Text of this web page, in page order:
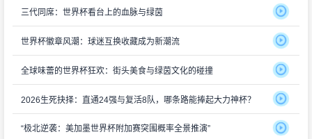
三代同席：世界杯看台上的血脉与绿茵
世界杯徽章风潮：球迷互换收藏成为新潮流
全球味蕾的世界杯狂欢：街头美食与绿茵文化的碰撞
2026生死抉择：直通24强与复活8队，哪条路能捧起大力神杯？
“极北逆袭：美加墨世界杯附加赛突围概率全景推演”